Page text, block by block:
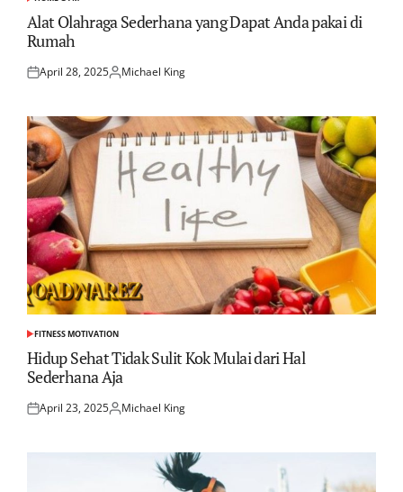
IN
Alat Olahraga Sederhana yang Dapat Anda pakai di
Rumah
Posted
April 28, 2025Posted
Michael King
POSTED
IN
FITNESS MOTIVATION
Hidup Sehat Tidak Sulit Kok Mulai dari Hal
Sederhana Aja
Posted
April 23, 2025Posted
Michael King